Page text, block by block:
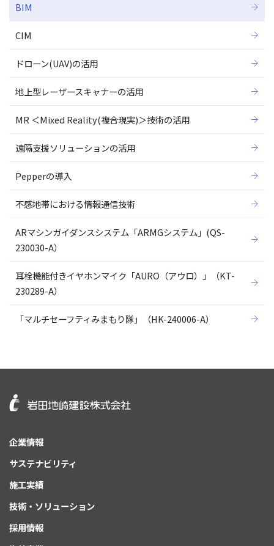
BIM
CIM
ドローン(UAV)の活用
地上型レーザースキャナーの活用
MR ＜Mixed Reality(複合現実)＞技術の活用
遠隔支援ソリューションの活用
Pepperの導入
不感地帯における情報通信技術
ARマシンガイダンスシステム「ARMGシステム」(QS-
230030-A）
耳栓機能付きイヤホンマイク「AURO（アウロ）」（KT-
230289-A）
「マルチセーフティみまもり隊」（HK-240006-A）
企業情報
サステナビリティ
施工実績
技術・ソリューション
採用情報